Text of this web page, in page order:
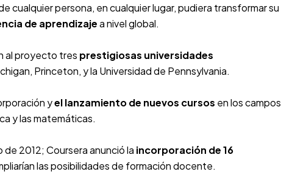
cualquier persona, en cualquier lugar, pudiera transformar su
de aprendizajea nivel global.
al proyecto tres prestigiosas universidades
, Princeton, y la Universidad de Pennsylvania.
yel lanzamiento de nuevos cursos en los campos
y las matemáticas.
de 2012; Coursera anunció la incorporación de 16
las posibilidades de formación docente.